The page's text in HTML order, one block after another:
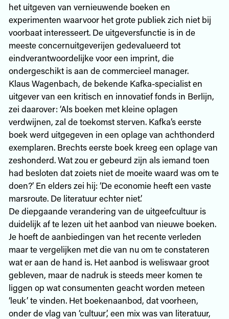
het uitgeven van vernieuwende boeken en
experimenten waarvoor het grote publiek zich niet bij
voorbaat interesseert. De uitgeversfunctie is in de
meeste concernuitgeverijen gedevalueerd tot
eindverantwoordelijke voor een imprint, die
ondergeschikt is aan de commercieel manager.
Klaus Wagenbach, de bekende Kafka-specialist en
uitgever van een kritisch en innovatief fonds in Berlijn,
zei daarover: ‘Als boeken met kleine oplagen
verdwijnen, zal de toekomst sterven. Kafka’s eerste
boek werd uitgegeven in een oplage van achthonderd
exemplaren. Brechts eerste boek kreeg een oplage van
zeshonderd. Wat zou er gebeurd zijn als iemand toen
had besloten dat zoiets niet de moeite waard was om te
doen?’ En elders zei hij: ‘De economie heeft een vaste
marsroute. De literatuur echter niet.’
De diepgaande verandering van de uitgeefcultuur is
duidelijk af te lezen uit het aanbod van nieuwe boeken.
Je hoeft de aanbiedingen van het recente verleden
maar te vergelijken met die van nu om te constateren
wat er aan de hand is. Het aanbod is weliswaar groot
gebleven, maar de nadruk is steeds meer komen te
liggen op wat consumenten geacht worden meteen
‘leuk’ te vinden. Het boekenaanbod, dat voorheen,
onder de vlag van ‘cultuur’, een mix was van literatuur,